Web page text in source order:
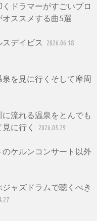
ドラマーがすごいプロ
ススメする曲5選
デイビス 2026.06.18
を見に行くそして摩周
流れる温泉をとんでも
に行く
2026.05.29
ケルンコンサート以外
ャズドラムで聴くべき